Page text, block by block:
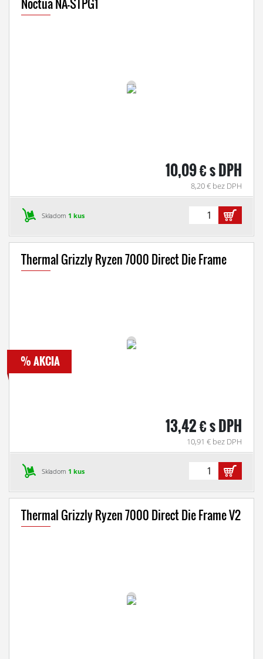
Noctua NA-STPG1
10,09 € s DPH
8,20 € bez DPH
Skladom 1 kus
Thermal Grizzly Ryzen 7000 Direct Die Frame
13,42 € s DPH
10,91 € bez DPH
Skladom 1 kus
% AKCIA
Thermal Grizzly Ryzen 7000 Direct Die Frame V2